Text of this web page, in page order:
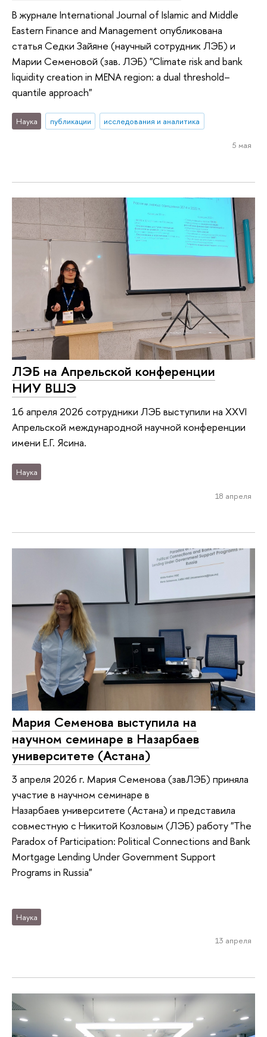
В журнале International Journal of Islamic and Middle
Eastern Finance and Management опубликована
статья Седки Зайяне (научный сотрудник ЛЭБ) и
Марии Семеновой (зав. ЛЭБ) "Climate risk and bank
liquidity creation in MENA region: a dual threshold–
quantile approach"
Наука публикации исследования и аналитика
5 мая
ЛЭБ на Апрельской конференции
НИУ ВШЭ
16 апреля 2026 сотрудники ЛЭБ выступили на XXVI
Апрельской международной научной конференции
имени Е.Г. Ясина.
Наука
18 апреля
Мария Семенова выступила на
научном семинаре в Назарбаев
университете (Астана)
3 апреля 2026 г. Мария Семенова (завЛЭБ) приняла
участие в научном семинаре в
Назарбаев университете (Астана) и представила
совместную с Никитой Козловым (ЛЭБ) работу "The
Paradox of Participation: Political Connections and Bank
Mortgage Lending Under Government Support
Programs in Russia"
Наука
13 апреля